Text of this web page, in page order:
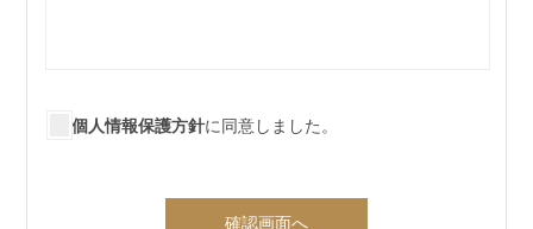
個人情報保護方針に同意しました。
確認画面へ